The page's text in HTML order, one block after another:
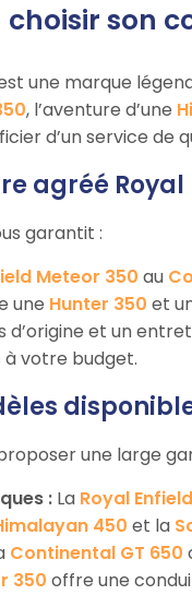
choisir son
une marque
, l’aventure d’une
d’un service de
agréé Royal
garantit :
Meteor 350 au
une Hunter 350 et
et un
votre budget.
une large
: La Royal
450 et la
Continental GT 650
350 offre une